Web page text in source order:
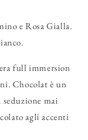
e Rosa Gialla.
full immersion
Chocolat è un
mai
agli accenti